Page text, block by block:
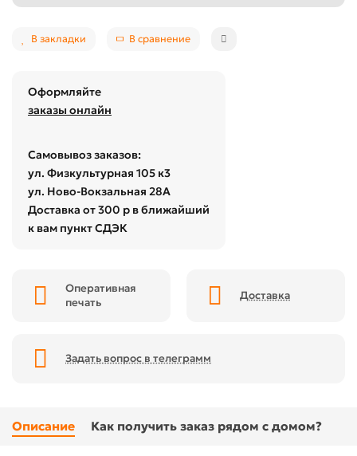
В закладки В сравнение
Оформляйте
заказы онлайн
Самовывоз заказов:
ул. Физкультурная 105 к3
ул. Ново-Вокзальная 28А
Доставка от 300 р в ближайший
к вам пункт СДЭК
Оперативная
печать
Доставка
Задать вопрос в телеграмм
Описание Как получить заказ рядом с домом?